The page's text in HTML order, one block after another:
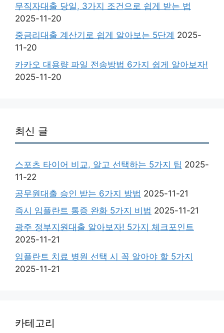
무직자대출 당일, 3가지 조건으로 쉽게 받는 법
2025-11-20
중금리대출 계산기로 쉽게 알아보는 5단계 2025-
11-20
카카오 대용량 파일 전송방법 6가지 쉽게 알아보자!
2025-11-20
최신 글
스포츠 타이어 비교, 알고 선택하는 5가지 팁 2025-
11-22
공무원대출 승인 받는 6가지 방법 2025-11-21
즉시 임플란트 통증 완화 5가지 비법 2025-11-21
광주 정부지원대출 알아보자! 5가지 체크포인트
2025-11-21
임플란트 치료 병원 선택 시 꼭 알아야 할 5가지
2025-11-21
카테고리